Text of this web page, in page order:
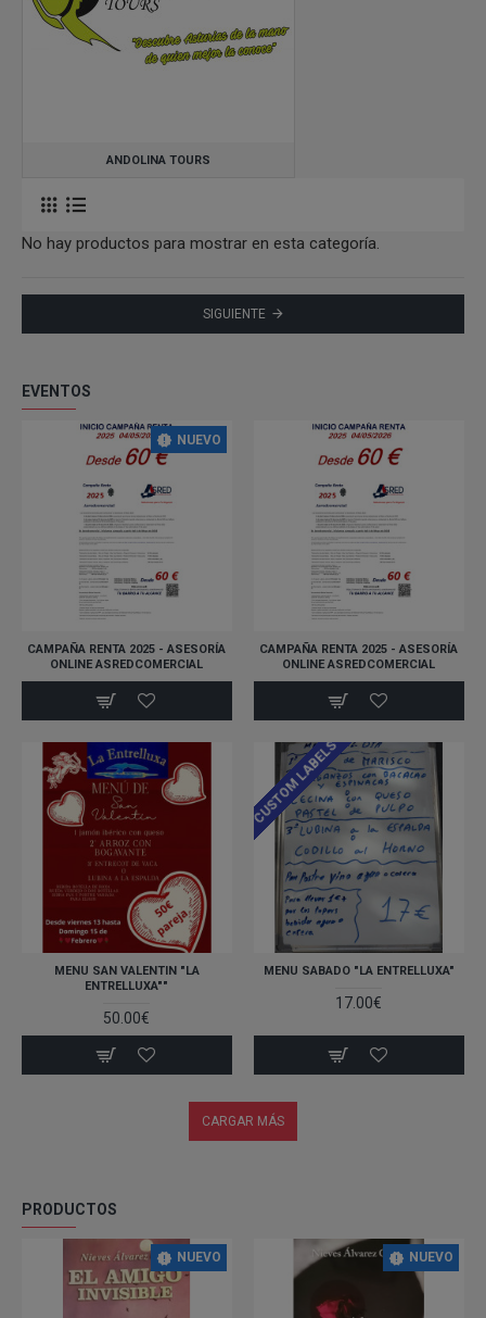
ANDOLINA TOURS
No hay productos para mostrar en esta categoría.
SIGUIENTE
EVENTOS
NUEVO
CAMPAÑA RENTA 2025 - ASESORÍA
ONLINE ASREDCOMERCIAL
CAMPAÑA RENTA 2025 - ASESORÍA
ONLINE ASREDCOMERCIAL
MENU SAN VALENTIN "LA
ENTRELLUXA""
50.00€
CUSTOM LABELS
MENU SABADO "LA ENTRELLUXA"
17.00€
CARGAR MÁS
PRODUCTOS
NUEVO NUEVO